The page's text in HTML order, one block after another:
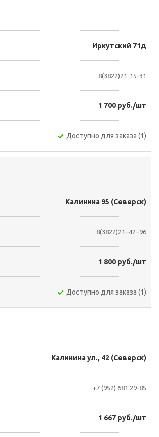
Иркутский 71д
8(3822)21-15-31
1 700 руб./шт
Доступно для заказа (1)
Калинина 95 (Северск)
8(3822)21–42–96
1 800 руб./шт
Доступно для заказа (1)
Калинина ул., 42 (Северск)
+7 (952) 681 29-85
1 667 руб./шт